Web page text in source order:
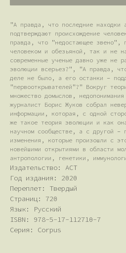
"А правда, что последние находки
подтверждают происхождение
правда, что "недостающее звено",
человеком и обезьяной, так и не
современные ученые давно уже не
эволюции всерьез?", "А правда,
деле не было, а его останки –
"первооткрывателей"?" Вокруг
множество домыслов,
журналист Борис Жуков собрал
информации, которая, с одной
же такое теория эволюции и как
научном сообществе, а с другой –
изменения, которые произошли с
новейшими открытиями в области
антропологии, генетики,
Издательство: АСТ
Год издания: 2020
Переплет: Твердый
Страниц: 720
Язык: Русский
ISBN: 978-5-17-112710-7
Серия: Corpus